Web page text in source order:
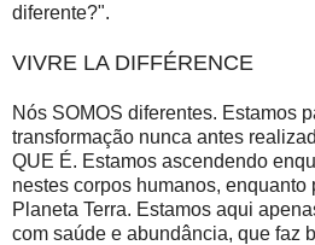
diferente?".
VIVRE LA DIFFÉRENCE
Nós SOMOS diferentes. Estamos
transformação nunca antes
QUE É. Estamos ascendendo
nestes corpos humanos,
Planeta Terra. Estamos aqui
com saúde e abundância, que faz